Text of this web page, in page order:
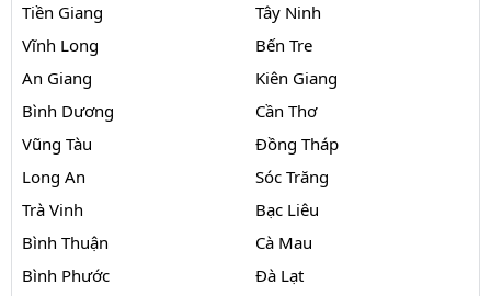
Tiền Giang
Tây Ninh
Vĩnh Long
Bến Tre
An Giang
Kiên Giang
Bình Dương
Cần Thơ
Vũng Tàu
Đồng Tháp
Long An
Sóc Trăng
Trà Vinh
Bạc Liêu
Bình Thuận
Cà Mau
Bình Phước
Đà Lạt